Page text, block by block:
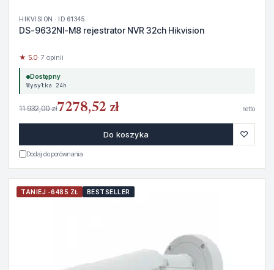
HIKVISION · ID 61345
DS-9632NI-M8 rejestrator NVR 32ch Hikvision
★ 5.0· 7 opinii
Dostępny
Wysyłka 24h
11 932,00 zł7278,52 zł netto
Do koszyka ♡
Dodaj do porównania
TANIEJ -6485 ZŁ BESTSELLER